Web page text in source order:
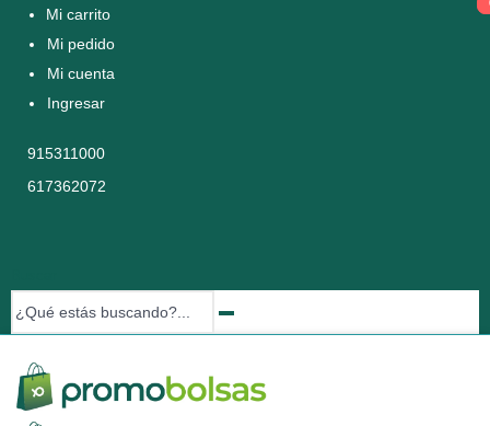
Mi carrito
Mi pedido
Mi cuenta
Ingresar
915311000
617362072